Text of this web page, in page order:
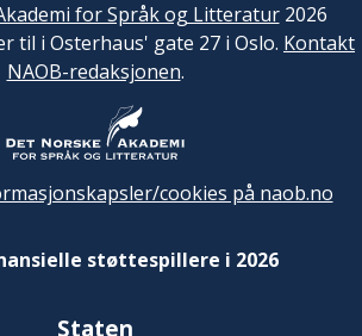
for Språk og Litteratur2026
til i Osterhaus' gate 27 i Oslo. Kontakt
NAOB-redaksjonen.
cookies på naob.no
støttespillere i 2026
Staten